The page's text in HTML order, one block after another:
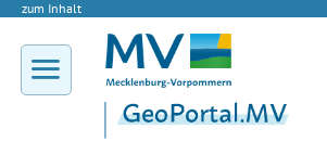
zum Inhalt